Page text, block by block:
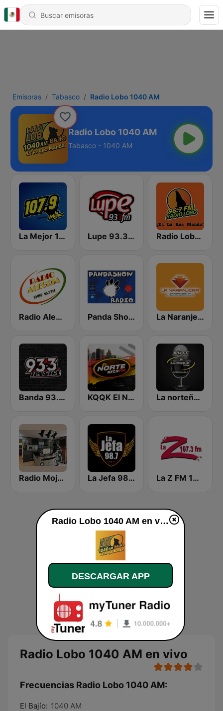
Emisoras Tabasco Radio Lobo 1040 AM
Radio Lobo 1040 AM
Tabasco - 1040 AM
La Mejor 107.9 FM Lupe 93.3 FM Radio Lobo 96.7 FM
Radio Alegría 95.7 FM Panda Show Radio La Naranjera de Sibers
Banda 93.3 FM KQQK El Norte 107.9 / 101.7 FM La norteña 89.3 FM
Radio Mojarra La Jefa 98.7 FM La Z FM 107.3
Radio Lobo 1040 AM en vivo
Frecuencias Radio Lobo 1040 AM:
El Bajío: 1040 AM
Radio Lobo 1040 AM en vivo
DESCARGAR APP